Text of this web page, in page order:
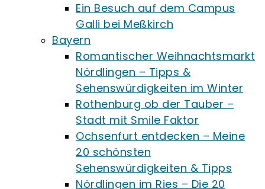
Ein Besuch auf dem Campus
Galli bei Meßkirch
Bayern
Romantischer Weihnachtsmarkt
Nördlingen – Tipps &
Sehenswürdigkeiten im Winter
Rothenburg ob der Tauber –
Stadt mit Smile Faktor
Ochsenfurt entdecken – Meine
20 schönsten
Sehenswürdigkeiten & Tipps
Nördlingen im Ries – Die 20